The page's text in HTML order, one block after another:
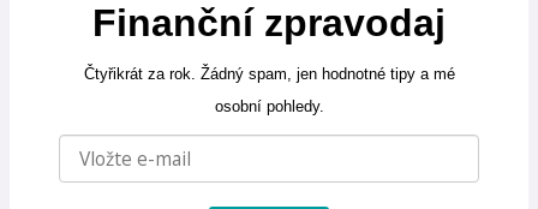
Finanční zpravodaj
Čtyřikrát za rok. Žádný spam, jen hodnotné tipy a mé
osobní pohledy.